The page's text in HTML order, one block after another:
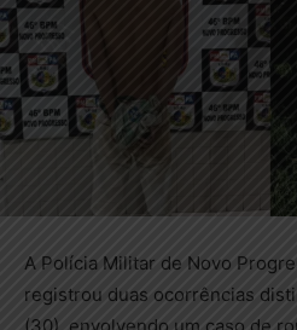
A Polícia Militar de Novo
registrou duas ocorrências